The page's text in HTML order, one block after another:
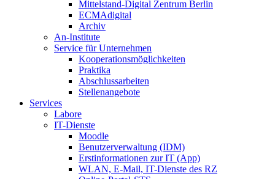
Mittelstand-Digital Zentrum Berlin
ECMAdigital
Archiv
An-Institute
Service für Unternehmen
Kooperationsmöglichkeiten
Praktika
Abschlussarbeiten
Stellenangebote
Services
Labore
IT-Dienste
Moodle
Benutzerverwaltung (IDM)
Erstinformationen zur IT (App)
WLAN, E-Mail, IT-Dienste des RZ